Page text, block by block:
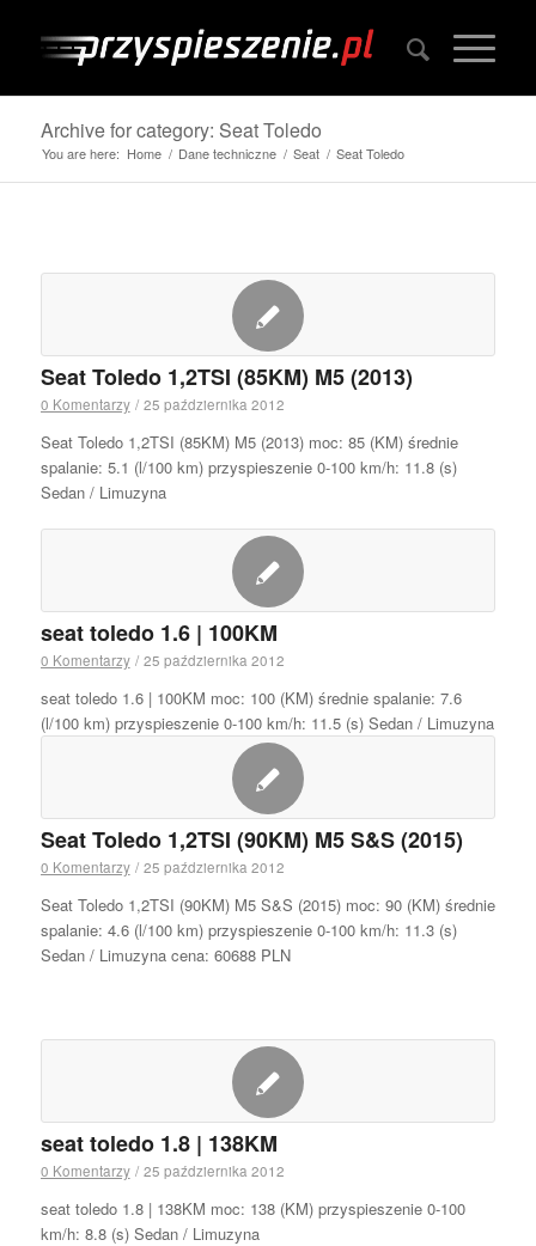
Archive for category: Seat Toledo
You are here: Home / Dane techniczne / Seat / Seat Toledo
Seat Toledo 1,2TSI (85KM) M5 (2013)
0 Komentarzy / 25 października 2012
Seat Toledo 1,2TSI (85KM) M5 (2013) moc: 85 (KM) średnie
spalanie: 5.1 (l/100 km) przyspieszenie 0-100 km/h: 11.8 (s)
Sedan / Limuzyna
seat toledo 1.6 | 100KM
0 Komentarzy / 25 października 2012
seat toledo 1.6 | 100KM moc: 100 (KM) średnie spalanie: 7.6
(l/100 km) przyspieszenie 0-100 km/h: 11.5 (s) Sedan / Limuzyna
Seat Toledo 1,2TSI (90KM) M5 S&S (2015)
0 Komentarzy / 25 października 2012
Seat Toledo 1,2TSI (90KM) M5 S&S (2015) moc: 90 (KM) średnie
spalanie: 4.6 (l/100 km) przyspieszenie 0-100 km/h: 11.3 (s)
Sedan / Limuzyna cena: 60688 PLN
seat toledo 1.8 | 138KM
0 Komentarzy / 25 października 2012
seat toledo 1.8 | 138KM moc: 138 (KM) przyspieszenie 0-100
km/h: 8.8 (s) Sedan / Limuzyna